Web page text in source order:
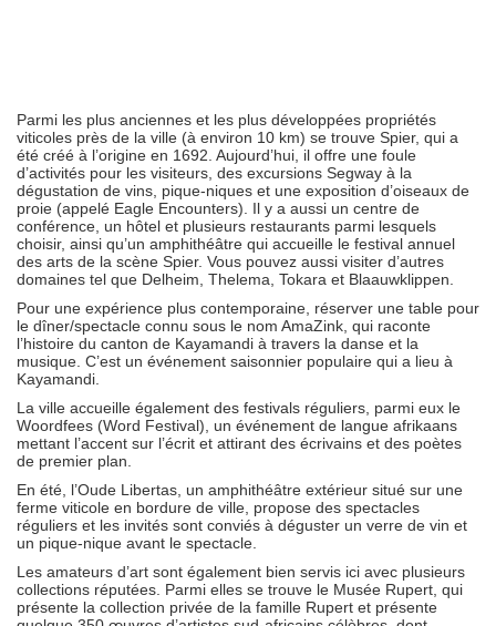
Parmi les plus anciennes et les plus développées propriétés
viticoles près de la ville (à environ 10 km) se trouve Spier, qui a
été créé à l’origine en 1692. Aujourd’hui, il offre une foule
d’activités pour les visiteurs, des excursions Segway à la
dégustation de vins, pique-niques et une exposition d’oiseaux de
proie (appelé Eagle Encounters). Il y a aussi un centre de
conférence, un hôtel et plusieurs restaurants parmi lesquels
choisir, ainsi qu’un amphithéâtre qui accueille le festival annuel
des arts de la scène Spier. Vous pouvez aussi visiter d’autres
domaines tel que Delheim, Thelema, Tokara et Blaauwklippen.
Pour une expérience plus contemporaine, réserver une table pour
le dîner/spectacle connu sous le nom AmaZink, qui raconte
l’histoire du canton de Kayamandi à travers la danse et la
musique. C’est un événement saisonnier populaire qui a lieu à
Kayamandi.
La ville accueille également des festivals réguliers, parmi eux le
Woordfees (Word Festival), un événement de langue afrikaans
mettant l’accent sur l’écrit et attirant des écrivains et des poètes
de premier plan.
En été, l’Oude Libertas, un amphithéâtre extérieur situé sur une
ferme viticole en bordure de ville, propose des spectacles
réguliers et les invités sont conviés à déguster un verre de vin et
un pique-nique avant le spectacle.
Les amateurs d’art sont également bien servis ici avec plusieurs
collections réputées. Parmi elles se trouve le Musée Rupert, qui
présente la collection privée de la famille Rupert et présente